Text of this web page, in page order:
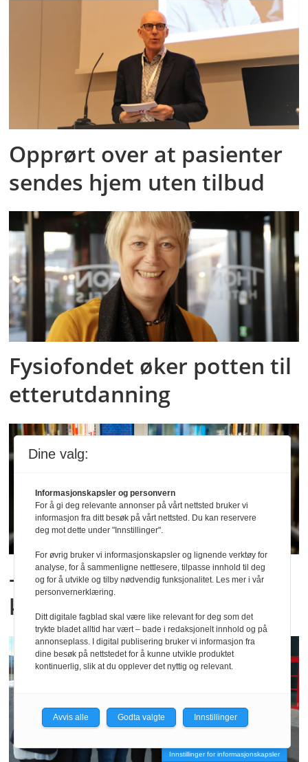
Opprørt over at pasienter
sendes hjem uten tilbud
Fysiofondet øker potten til
etterutdanning
– Må først utrede
konsekvensene
Innstillinger for informasjonskapsler
Dine valg:
Informasjonskapsler og personvern
For å gi deg relevante annonser på vårt nettsted bruker vi
informasjon fra ditt besøk på vårt nettsted. Du kan reservere
deg mot dette under "Innstillinger".
For øvrig bruker vi informasjonskapsler og lignende verktøy for
analyse, for å sammenligne nettlesere, tilpasse innhold til deg
og for å utvikle og tilby nødvendig funksjonalitet. Les mer i vår
personvernerklæring.
Ditt digitale fagblad skal være like relevant for deg som det
trykte bladet alltid har vært – bade i redaksjonelt innhold og på
annonseplass. I digital publisering bruker vi informasjon fra
dine besøk på nettstedet for å kunne utvikle produktet
kontinuerlig, slik at du opplever det nyttig og relevant.
Avvis alle Godta valgte Innstillinger